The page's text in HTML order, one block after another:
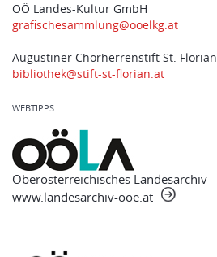
OÖ Landes-Kultur GmbH
grafischesammlung@ooelkg.at
Augustiner Chorherrenstift St. Florian
bibliothek@stift-st-florian.at
WEBTIPPS
Oberösterreichisches Landesarchiv
www.landesarchiv-ooe.at